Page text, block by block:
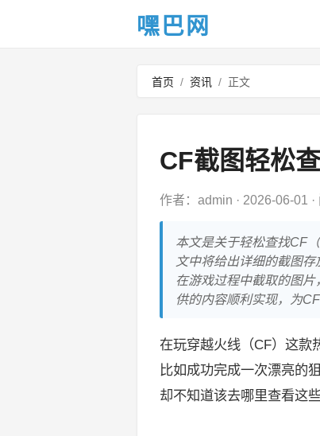
嘿巴网
首页 / 资讯 / 正文
CF截图轻松
作者：admin · 2026-06-01 ·
本文是关于轻松查找CF
文中将给出详细的截图
在游戏过程中截取的图
供的内容顺利实现，为
在玩穿越火线（CF）这款
比如成功完成一次漂亮的
却不知道该去哪里查看这